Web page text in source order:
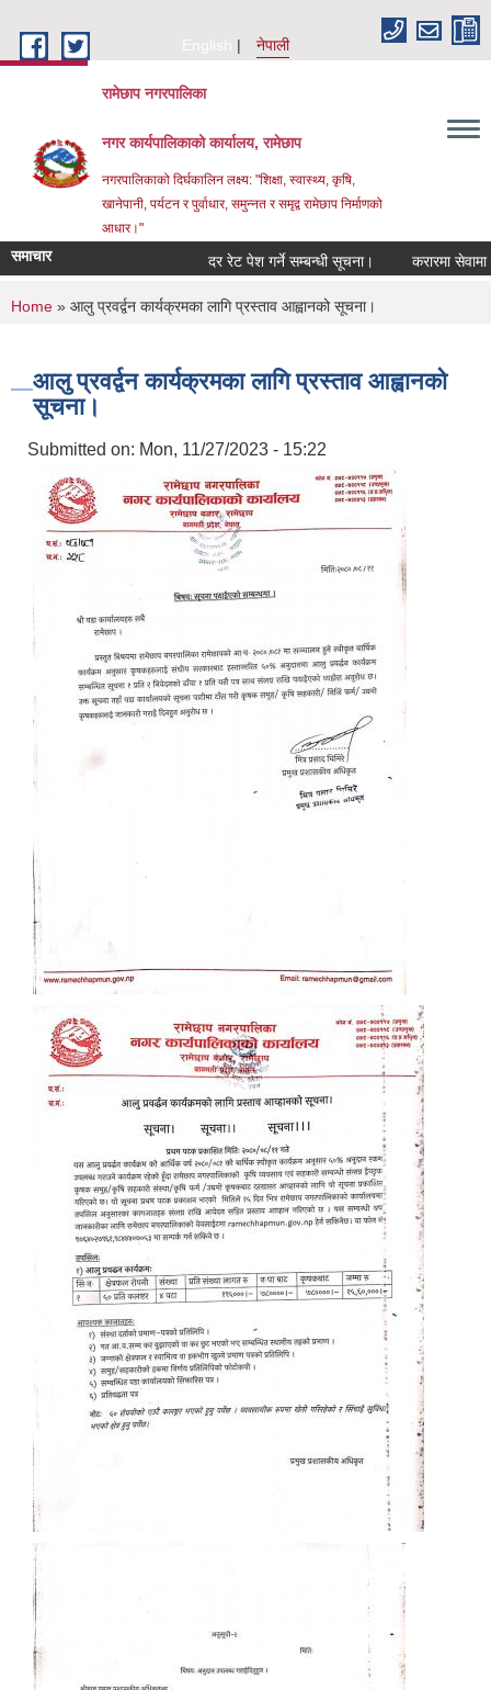
English
नेपाली
रामेछाप नगरपालिका
नगर कार्यपालिकाको कार्यालय, रामेछाप
नगरपालिकाको दिर्घकालिन लक्ष्य: "शिक्षा, स्वास्थ्य, कृषि,
खानेपानी, पर्यटन र पुर्वाधार, समुन्नत र समृद्व रामेछाप निर्माणको
आधार।"
समाचार दर रेट पेश गर्ने सम्बन्धी सूचना। करारमा सेवामा
You are here
Home » आलु प्रवर्द्वन कार्यक्रमका लागि प्रस्ताव आह्वानको सूचना।
आलु प्रवर्द्वन कार्यक्रमका लागि प्रस्ताव आह्वानको
सूचना।
Submitted on: Mon, 11/27/2023 - 15:22